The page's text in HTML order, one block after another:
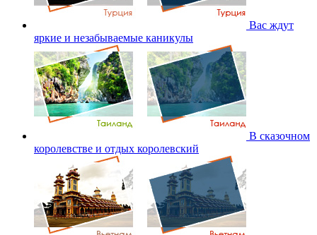
Вас ждут
яркие и незабываемые каникулы
В сказочном
королевстве и отдых королевский